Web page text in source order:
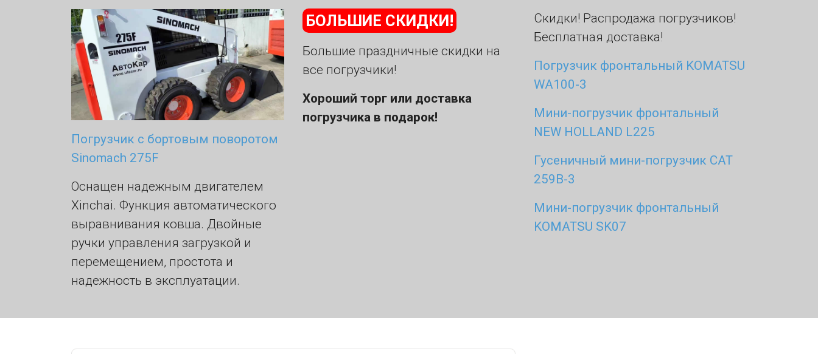
Погрузчик с бортовым поворотом
Sinomach 275F
Оснащен надежным двигателем
Xinchai. Функция автоматического
выравнивания ковша. Двойные
ручки управления загрузкой и
перемещением, простота и
надежность в эксплуатации.
БОЛЬШИЕ СКИДКИ!
Большие праздничные скидки на
все погрузчики!
Хороший торг или доставка
погрузчика в подарок!
Скидки! Распродажа погрузчиков!
Бесплатная доставка!
Погрузчик фронтальный KOMATSU
WA100-3
Мини-погрузчик фронтальный
NEW HOLLAND L225
Гусеничный мини-погрузчик CAT
259B-3
Мини-погрузчик фронтальный
KOMATSU SK07